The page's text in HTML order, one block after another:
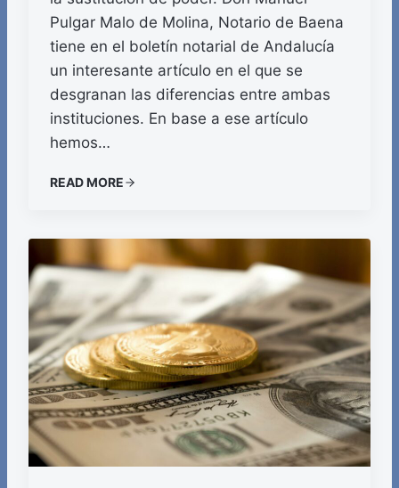
Pulgar Malo de Molina, Notario de Baena
tiene en el boletín notarial de Andalucía
un interesante artículo en el que se
desgranan las diferencias entre ambas
instituciones. En base a ese artículo
hemos…
READ MORE